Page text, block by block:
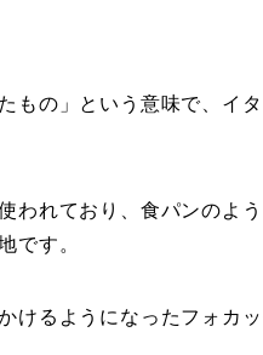
もの」という意味で、イ
われており、食パンのよ
です。
けるようになったフォカッ